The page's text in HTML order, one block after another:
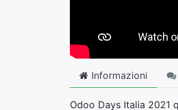
Informazioni
Odoo Days Italia 2021